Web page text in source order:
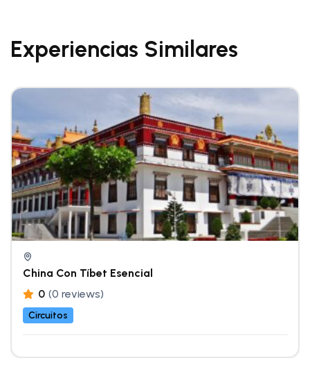
Experiencias Similares
China Con Tíbet Esencial
0 (0 reviews)
Circuitos